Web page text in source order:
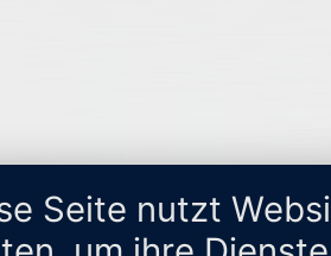
Seite nutzt